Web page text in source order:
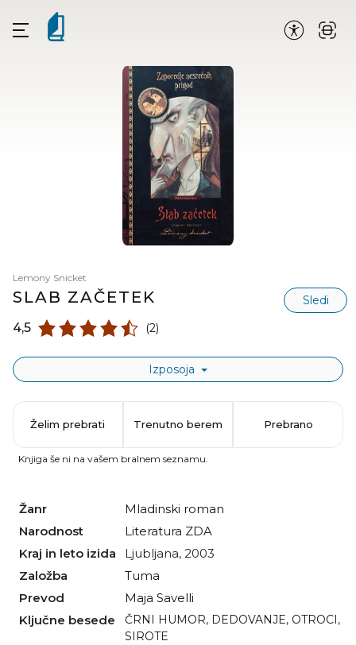
Lemony Snicket
SLAB ZAČETEK Sledi
4,5 (2)
Izposoja
Žanr
mladinski roman
Narodnost
literatura ZDA
Kraj in leto izida
Ljubljana, 2003
Založba
Tuma
Prevod
Maja Savelli
Ključne besede
ČRNI HUMOR, DEDOVANJE, OTROCI,
SIROTE
Želim prebrati Trenutno berem Prebrano
Knjiga še ni na vašem bralnem seznamu.